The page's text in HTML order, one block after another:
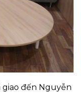
giao đến Nguyễn